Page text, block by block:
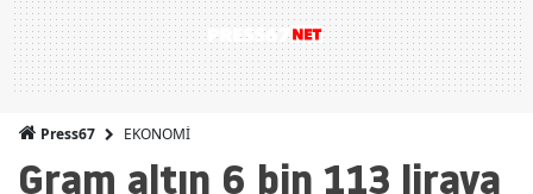
Press67 EKONOMİ
Gram altın 6 bin 113 liraya